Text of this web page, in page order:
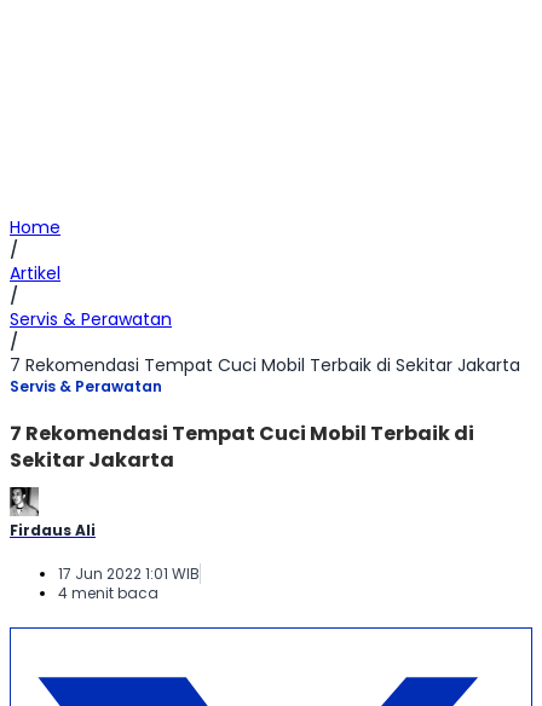
Home
/
Artikel
/
Servis & Perawatan
/
7 Rekomendasi Tempat Cuci Mobil Terbaik di Sekitar Jakarta
Servis & Perawatan
7 Rekomendasi Tempat Cuci Mobil Terbaik di
Sekitar Jakarta
Firdaus Ali
17 Jun 2022 1:01 WIB
4 menit baca